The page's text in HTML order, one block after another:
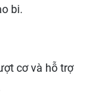
bi.
cơ và hỗ trợ